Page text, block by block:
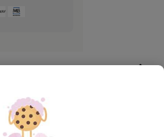
de um momento
do nosso Jardim Botânico da
Líquido para as Mãos com